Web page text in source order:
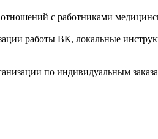
с работниками
работы ВК, локальные
по индивидуальным